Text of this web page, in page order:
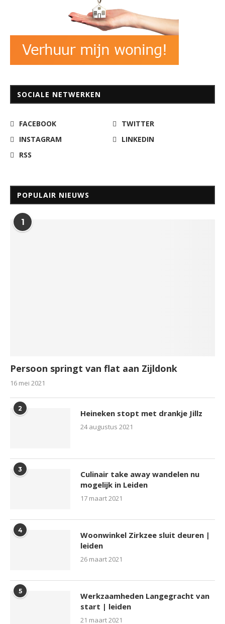
SOCIALE NETWERKEN
FACEBOOK
TWITTER
INSTAGRAM
LINKEDIN
RSS
POPULAIR NIEUWS
1
Persoon springt van flat aan Zijldonk
16 mei 2021
2 Heineken stopt met drankje Jillz
24 augustus 2021
3
Culinair take away wandelen nu
mogelijk in Leiden
17 maart 2021
4
Woonwinkel Zirkzee sluit deuren |
leiden
26 maart 2021
5
Werkzaamheden Langegracht van
start | leiden
21 maart 2021